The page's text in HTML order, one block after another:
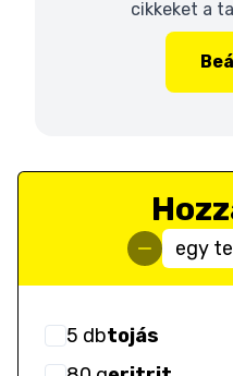
cikkeket a
egy
5 dbtojás